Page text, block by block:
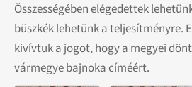
Összességében elégedettek
büszkék lehetünk a teljesítményre.
kivívtuk a jogot, hogy a megyei
vármegye bajnoka címéért.